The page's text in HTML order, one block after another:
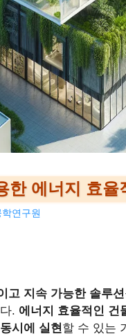
한 에너지 효율
연구원
고 지속 가능한 솔루션
. 에너지 효율적인 건
시에 실현할 수 있는